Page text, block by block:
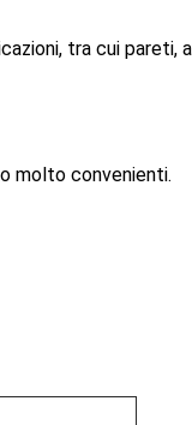
tra cui pareti,
molto convenienti.